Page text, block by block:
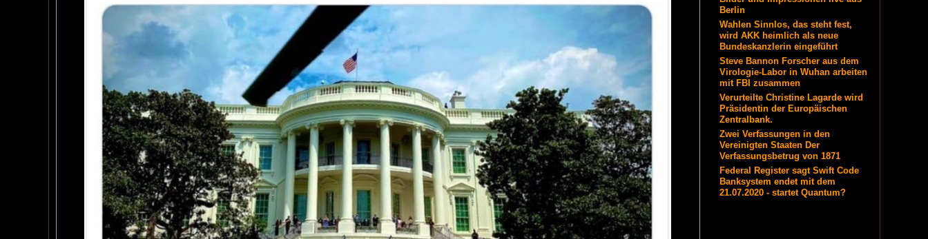
Berlin
Wahlen Sinnlos, das steht fest,
wird AKK heimlich als neue
Bundeskanzlerin eingeführt
Steve Bannon Forscher aus dem
Virologie-Labor in Wuhan arbeiten
mit FBI zusammen
Verurteilte Christine Lagarde wird
Präsidentin der Europäischen
Zentralbank.
Zwei Verfassungen in den
Vereinigten Staaten Der
Verfassungsbetrug von 1871
Federal Register sagt Swift Code
Banksystem endet mit dem
21.07.2020 - startet Quantum?